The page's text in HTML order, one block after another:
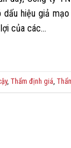
hiệu giả
của các…
, Thẩm định giá,